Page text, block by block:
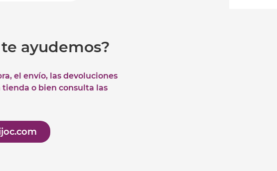
ayudemos?
el envío, las devoluciones
tienda o bien consulta las